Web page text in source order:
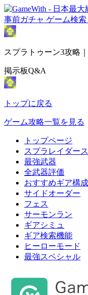
事前ガチャ ゲーム検索
スプラトゥーン3攻略
掲示板Q&A
トップに戻る
ゲーム攻略一覧を見る
トップページ
スプラレイダース
最強武器
全武器評価
おすすめギア構成
サイドオーダー
フェス
サーモンラン
ギアシミュ
ギア検索機能
ヒーローモード
最強スペシャル